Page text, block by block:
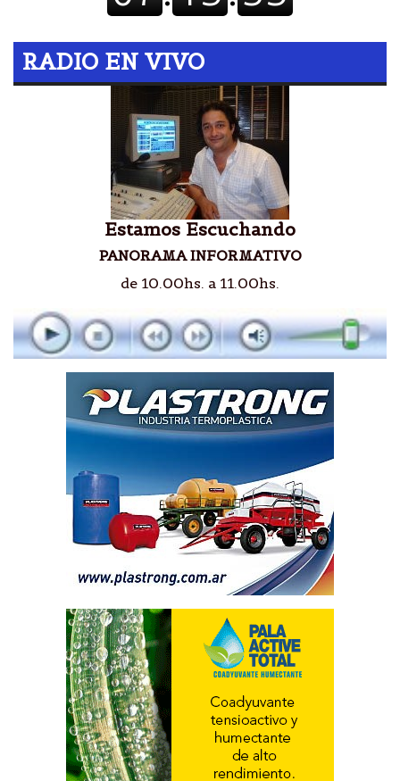
RADIO EN VIVO
Estamos Escuchando
PANORAMA INFORMATIVO
de 10.00hs. a 11.00hs.